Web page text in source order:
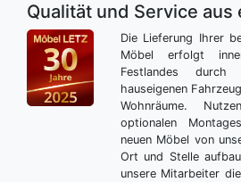
Qualität und Service aus
Die Lieferung Ihrer
Möbel erfolgt
Festlandes
hauseigenen
Wohnräume.
optionalen
neuen Möbel von
Ort und Stelle
unsere Mitarbeiter